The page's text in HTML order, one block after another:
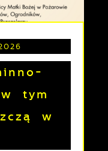
tym
w